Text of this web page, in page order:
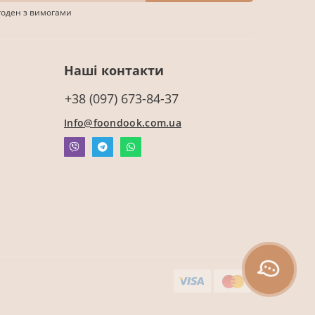
з вимогами
Наші контакти
+38 (097) 673-84-37
Info@foondook.com.ua